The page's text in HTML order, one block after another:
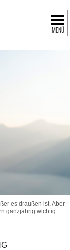
MENÜ
es draußen ist. Aber
ganzjährig wichtig.